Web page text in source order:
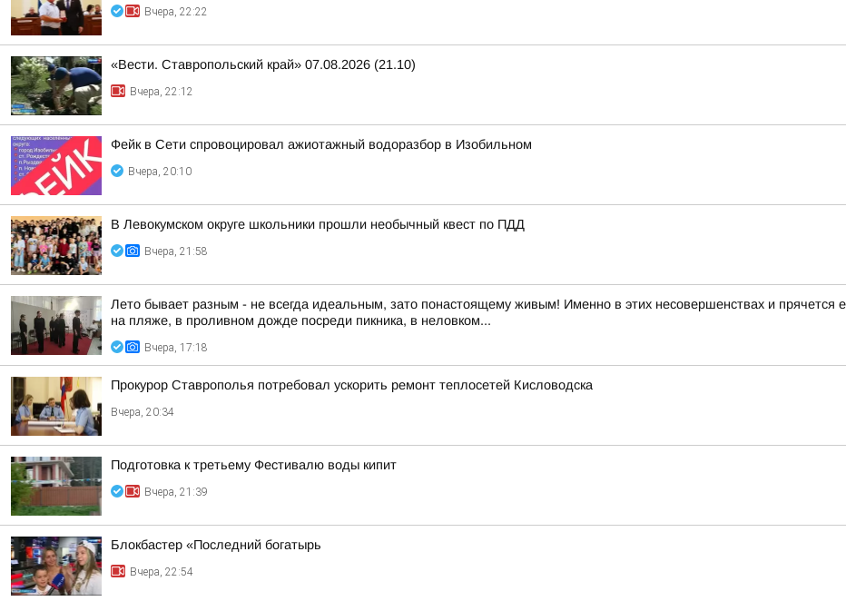
Вчера, 22:22
«Вести. Ставропольский край» 07.08.2026 (21.10)
Вчера, 22:12
Фейк в Сети спровоцировал ажиотажный водоразбор в Изобильном
Вчера, 20:10
В Левокумском округе школьники прошли необычный квест по ПДД
Вчера, 21:58
Лето бывает разным - не всегда идеальным, зато понастоящему живым! Именно в этих несовершенствах и прячется
на пляже, в проливном дожде посреди пикника, в неловком...
Вчера, 17:18
Прокурор Ставрополья потребовал ускорить ремонт теплосетей Кисловодска
Вчера, 20:34
Подготовка к третьему Фестивалю воды кипит
Вчера, 21:39
Блокбастер «Последний богатырь
Вчера, 22:54